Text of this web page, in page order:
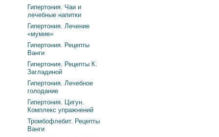
Гипертония. Чаи и
лечебные напитки
Гипертония. Лечение
«мумие»
Гипертония. Рецепты
Ванги
Гипертония. Рецепты К.
Загладиной
Гипертония. Лечебное
голодание
Гипертония. Цигун.
Комплекс упражнений
Тромбофлебит. Рецепты
Ванги